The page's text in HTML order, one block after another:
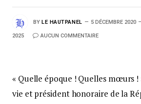
BY LE HAUTPANEL 5 DÉCEMBRE 2020
2025 AUCUN COMMENTAIRE
« Quelle époque ! Quelles mœurs !
vie et président honoraire de la